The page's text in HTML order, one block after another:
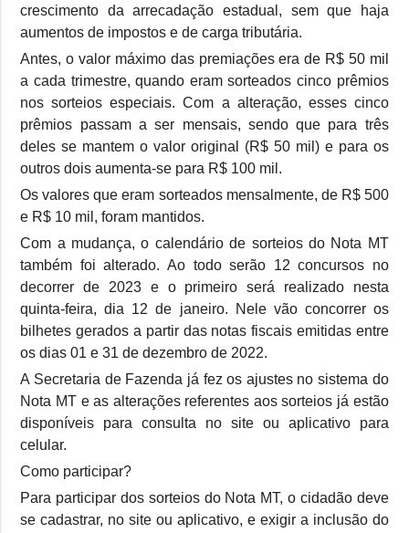
crescimento da arrecadação estadual, sem que haja
aumentos de impostos e de carga tributária.
Antes, o valor máximo das premiações era de R$ 50 mil
a cada trimestre, quando eram sorteados cinco prêmios
nos sorteios especiais. Com a alteração, esses cinco
prêmios passam a ser mensais, sendo que para três
deles se mantem o valor original (R$ 50 mil) e para os
outros dois aumenta-se para R$ 100 mil.
Os valores que eram sorteados mensalmente, de R$ 500
e R$ 10 mil, foram mantidos.
Com a mudança, o calendário de sorteios do Nota MT
também foi alterado. Ao todo serão 12 concursos no
decorrer de 2023 e o primeiro será realizado nesta
quinta-feira, dia 12 de janeiro. Nele vão concorrer os
bilhetes gerados a partir das notas fiscais emitidas entre
os dias 01 e 31 de dezembro de 2022.
A Secretaria de Fazenda já fez os ajustes no sistema do
Nota MT e as alterações referentes aos sorteios já estão
disponíveis para consulta no site ou aplicativo para
celular.
Como participar?
Para participar dos sorteios do Nota MT, o cidadão deve
se cadastrar, no site ou aplicativo, e exigir a inclusão do